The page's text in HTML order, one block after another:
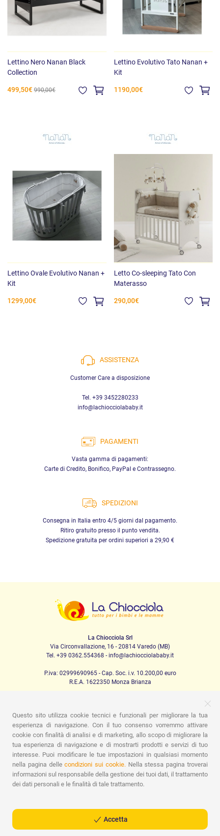
Lettino Nero Nanan Black
Collection
499,50€ 990,00€
Lettino Evolutivo Tato Nanan +
Kit
1190,00€
Lettino Ovale Evolutivo Nanan +
Kit
1299,00€
Letto Co-sleeping Tato Con
Materasso
290,00€
ASSISTENZA
Customer Care a disposizione
Tel. +39 3452280233
info@lachiocciolababy.it
PAGAMENTI
Vasta gamma di pagamenti:
Carte di Credito, Bonifico, PayPal e Contrassegno.
SPEDIZIONI
Consegna in Italia entro 4/5 giorni dal pagamento.
Ritiro gratuito presso il punto vendita.
Spedizione gratuita per ordini superiori a 29,90 €
La Chiocciola Srl
Via Circonvallazione, 16 - 20814 Varedo (MB)
Tel. +39 0362.554368 - info@lachiocciolababy.it
P.iva: 02999690965 - Cap. Soc. i.v. 10.200,00 euro
R.E.A. 1622350 Monza Brianza
PRODOTTI
Passeggio
Seggiolini Auto A casa Pappa
Nanna
Igiene
Mamma e bebè Abbigliamento Gioco
Gift card
Kit baby set
Idee regalo Camerette
Promozioni
Promozioni
Marchi
ASSISTENZA
Cookie Policy
Questo sito utilizza cookie tecnici e funzionali per migliorare la tua
esperienza di navigazione. Con il tuo consenso vorremmo attivare
cookie con finalità di analisi e di marketing, allo scopo di migliorare la
tua esperienza di navigazione e di mostrarti prodotti e servizi di tuo
interesse. Puoi modificare le tue impostazioni in qualsiasi momento
nella pagina dellecondizioni sui cookie.Nella stessa pagina troverai
informazioni sul responsabile della gestione dei tuoi dati, il trattamento
dei dati personali e le finalità di tale trattamento.
Accetta